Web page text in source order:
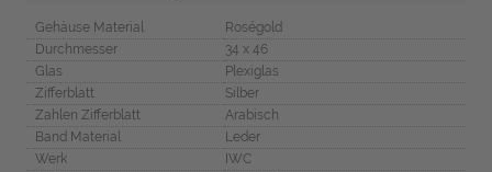
Gehäuse Material
Roségold
Durchmesser
34 x 46
Glas
Plexiglas
Zifferblatt
Silber
Zahlen Zifferblatt
Arabisch
Band Material
Leder
Werk
IWC